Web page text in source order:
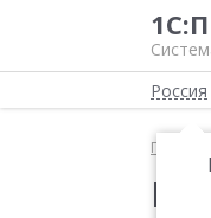
Россия
Главная